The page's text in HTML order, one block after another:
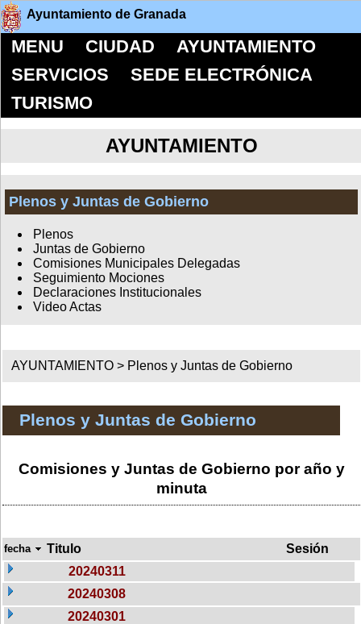
Ayuntamiento de Granada
MENU CIUDAD
AYUNTAMIENTO
SERVICIOS
SEDE ELECTRÓNICA
TURISMO
AYUNTAMIENTO
Plenos y Juntas de Gobierno
Plenos
Juntas de Gobierno
Comisiones Municipales Delegadas
Seguimiento Mociones
Declaraciones Institucionales
Video Actas
AYUNTAMIENTO > Plenos y Juntas de Gobierno
Plenos y Juntas de Gobierno
Comisiones y Juntas de Gobierno por año y
minuta
fecha Titulo
Sesión
20240311
20240308
20240301